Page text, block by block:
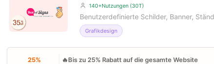
140+Nutzungen (30T)
Benutzerdefinierte Schilder, Banner,
Grafikdesign
25% 🔥Bis zu 25% Rabatt auf die gesamte Website